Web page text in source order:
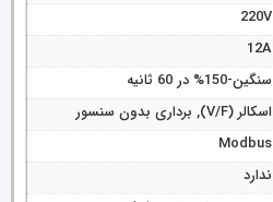
220V
12A
سنگین-150% در 60 ثانیه
اسکالر (V/F), برداری بدون سنسور
Modbus
ندارد